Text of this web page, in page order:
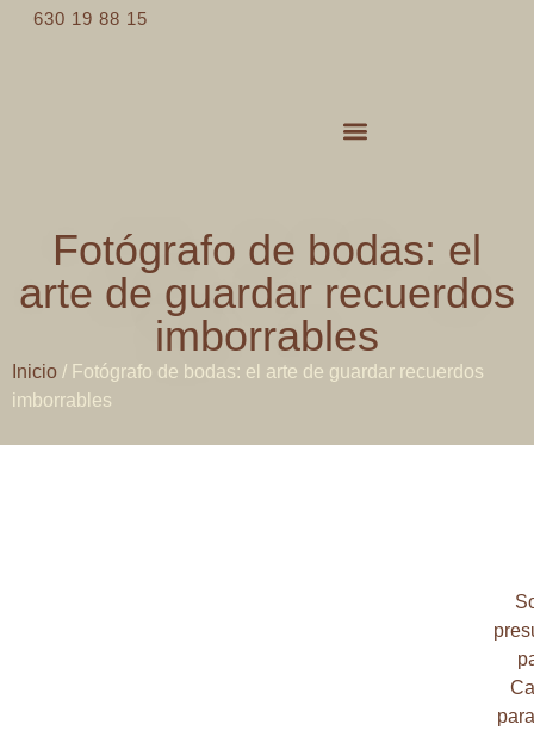
630 19 88 15
Fotógrafo de bodas: el
arte de guardar recuerdos
imborrables
Inicio / Fotógrafo de bodas: el arte de guardar recuerdos
imborrables